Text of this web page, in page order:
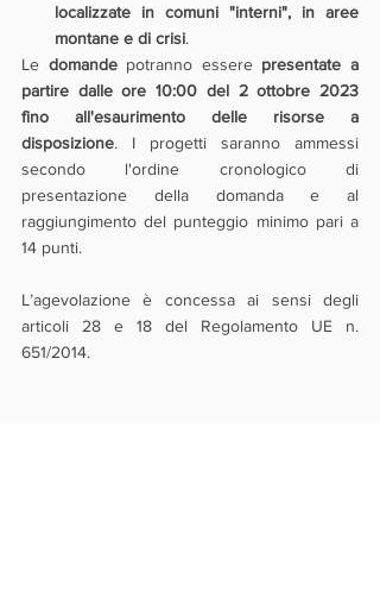
localizzate in comuni "interni", in aree
montane e di crisi.
Le domande potranno essere presentate a
partire dalle ore 10:00 del 2 ottobre 2023
fino all'esaurimento delle risorse a
disposizione. I progetti saranno ammessi
secondo l'ordine cronologico di
presentazione della domanda e al
raggiungimento del punteggio minimo pari a
14 punti.
L’agevolazione è concessa ai sensi degli
articoli 28 e 18 del Regolamento UE n.
651/2014.